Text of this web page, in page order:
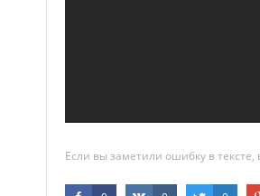
Если вы заметили ошибку в